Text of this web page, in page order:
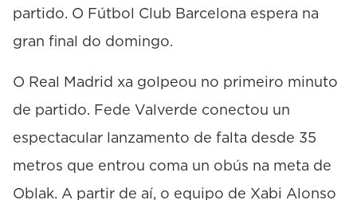
partido. O Fútbol Club Barcelona espera na
gran final do domingo.
O Real Madrid xa golpeou no primeiro minuto
de partido. Fede Valverde conectou un
espectacular lanzamento de falta desde 35
metros que entrou coma un obús na meta de
Oblak. A partir de aí, o equipo de Xabi Alonso